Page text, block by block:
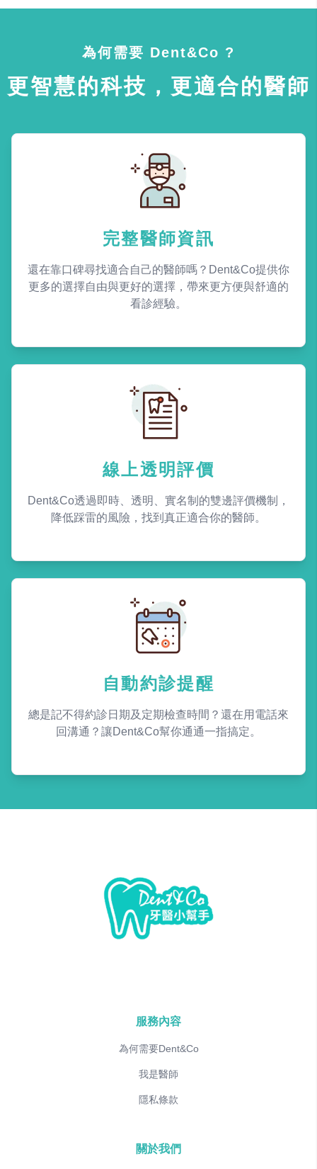
為何需要 Dent&Co ?
更智慧的科技，更適合的醫師
完整醫師資訊
還在靠口碑尋找適合自己的醫師嗎？Dent&Co提供你
更多的選擇自由與更好的選擇，帶來更方便與舒適的
看診經驗。
線上透明評價
Dent&Co透過即時、透明、實名制的雙邊評價機制，
降低踩雷的風險，找到真正適合你的醫師。
自動約診提醒
總是記不得約診日期及定期檢查時間？還在用電話來
回溝通？讓Dent&Co幫你通通一指搞定。
服務內容
為何需要Dent&Co
我是醫師
隱私條款
關於我們